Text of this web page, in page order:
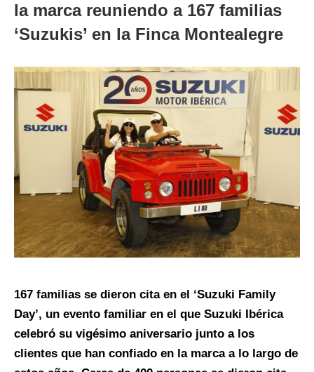
la marca reuniendo a 167 familias
‘Suzukis’ en la Finca Montealegre
167 familias se dieron cita en el ‘Suzuki Family
Day’, un evento familiar en el que Suzuki Ibérica
celebró su vigésimo aniversario junto a los
clientes que han confiado en la marca a lo largo de